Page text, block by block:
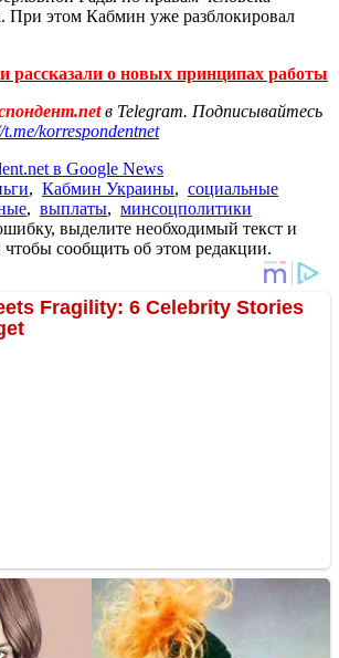
При этом Кабмин уже разблокировал
рассказали о новых принципах работы
в Telegram. Подписывайтесь
korrespondentnet
в Google News
, Кабмин Украины, социальные
, выплаты, минсоцполитики
выделите необходимый текст и
сообщить об этом редакции.